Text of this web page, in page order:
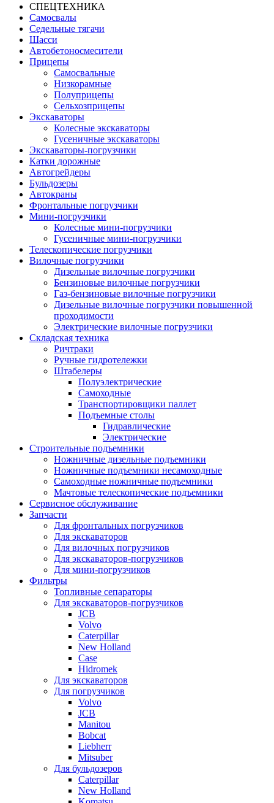
СПЕЦТЕХНИКА
Самосвалы
Седельные тягачи
Шасси
Автобетоно­смесители
Прицепы
Самосвальные
Низкорамные
Полуприцепы
Сельхозприцепы
Экскаваторы
Колесные экскаваторы
Гусеничные экскаваторы
Экскаваторы-погрузчики
Катки дорожные
Автогрейдеры
Бульдозеры
Автокраны
Фронтальные погрузчики
Мини-погрузчики
Колесные мини-погрузчики
Гусеничные мини-погрузчики
Телескопические погрузчики
Вилочные погрузчики
Дизельные вилочные погрузчики
Бензиновые вилочные погрузчики
Газ-бензиновые вилочные погрузчики
Дизельные вилочные погрузчики повышенной
проходимости
Электрические вилочные погрузчики
Складская техника
Ричтраки
Ручные гидротележки
Штабелеры
Полуэлектрические
Самоходные
Транспортировщики паллет
Подъемные столы
Гидравлические
Электрические
Строительные подъемники
Ножничные дизельные подъемники
Ножничные подъемники несамоходные
Самоходные ножничные подъемники
Мачтовые телескопические подъемники
Сервисное обслуживание
Запчасти
Для фронтальных погрузчиков
Для экскаваторов
Для вилочных погрузчиков
Для экскаваторов-погрузчиков
Для мини-погрузчиков
Фильтры
Топливные сепараторы
Для экскаваторов-погрузчиков
JCB
Volvo
Caterpillar
New Holland
Case
Hidromek
Для экскаваторов
Для погрузчиков
Volvo
JCB
Manitou
Bobcat
Liebherr
Mitsuber
Для бульдозеров
Caterpillar
New Holland